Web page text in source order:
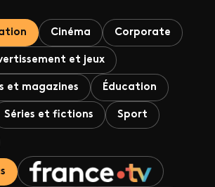
Cinéma Corporate
et jeux
et magazines Éducation
Séries et fictions Sport